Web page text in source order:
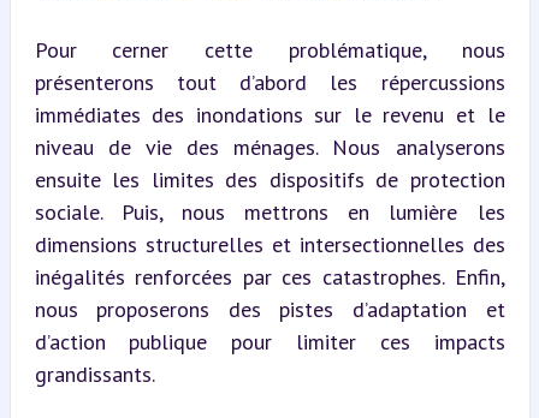
Pour cerner cette problématique, nous
présenterons tout d’abord les répercussions
immédiates des inondations sur le revenu et le
niveau de vie des ménages. Nous analyserons
ensuite les limites des dispositifs de protection
sociale. Puis, nous mettrons en lumière les
dimensions structurelles et intersectionnelles des
inégalités renforcées par ces catastrophes. Enfin,
nous proposerons des pistes d’adaptation et
d’action publique pour limiter ces impacts
grandissants.